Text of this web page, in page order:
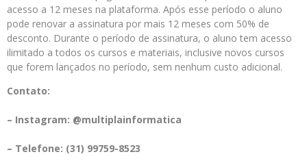
acesso a 12 meses na plataforma. Após esse período o aluno
pode renovar a assinatura por mais 12 meses com 50% de
desconto. Durante o período de assinatura, o aluno tem acesso
ilimitado a todos os cursos e materiais, inclusive novos cursos
que forem lançados no período, sem nenhum custo adicional.
Contato:
– Instagram: @multiplainformatica
– Telefone: (31) 99759-8523